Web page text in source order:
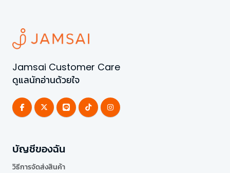
Jamsai Customer Care
ดูแลนักอ่านด้วยใจ
บัญชีของฉัน
วิธีการจัดส่งสินค้า